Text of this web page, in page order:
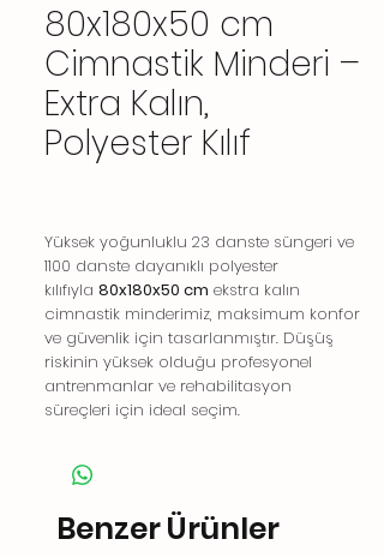
80x180x50 cm
Cimnastik Minderi –
Extra Kalın,
Polyester Kılıf
Yüksek yoğunluklu 23 danste süngeri ve
1100 danste dayanıklı polyester
kılıfıyla 80x180x50 cm ekstra kalın
cimnastik minderimiz, maksimum konfor
ve güvenlik için tasarlanmıştır. Düşüş
riskinin yüksek olduğu profesyonel
antrenmanlar ve rehabilitasyon
süreçleri için ideal seçim.
Benzer Ürünler